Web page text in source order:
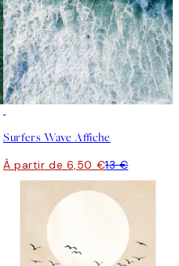
Surfers Wave Affiche
À partir de 6,50 €13 €